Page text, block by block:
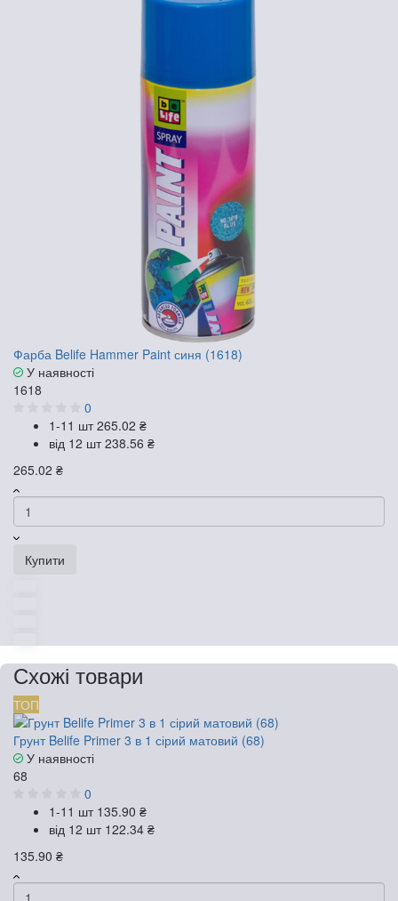
Фарба Belife Hammer Paint синя (1618)
У наявності
1618
0
1-11 шт265.02 ₴
від 12 шт238.56 ₴
265.02 ₴
Купити
Схожі товари
ТОП
Грунт Belife Primer 3 в 1 сірий матовий (68)
У наявності
68
0
1-11 шт 135.90 ₴
від 12 шт 122.34 ₴
135.90 ₴